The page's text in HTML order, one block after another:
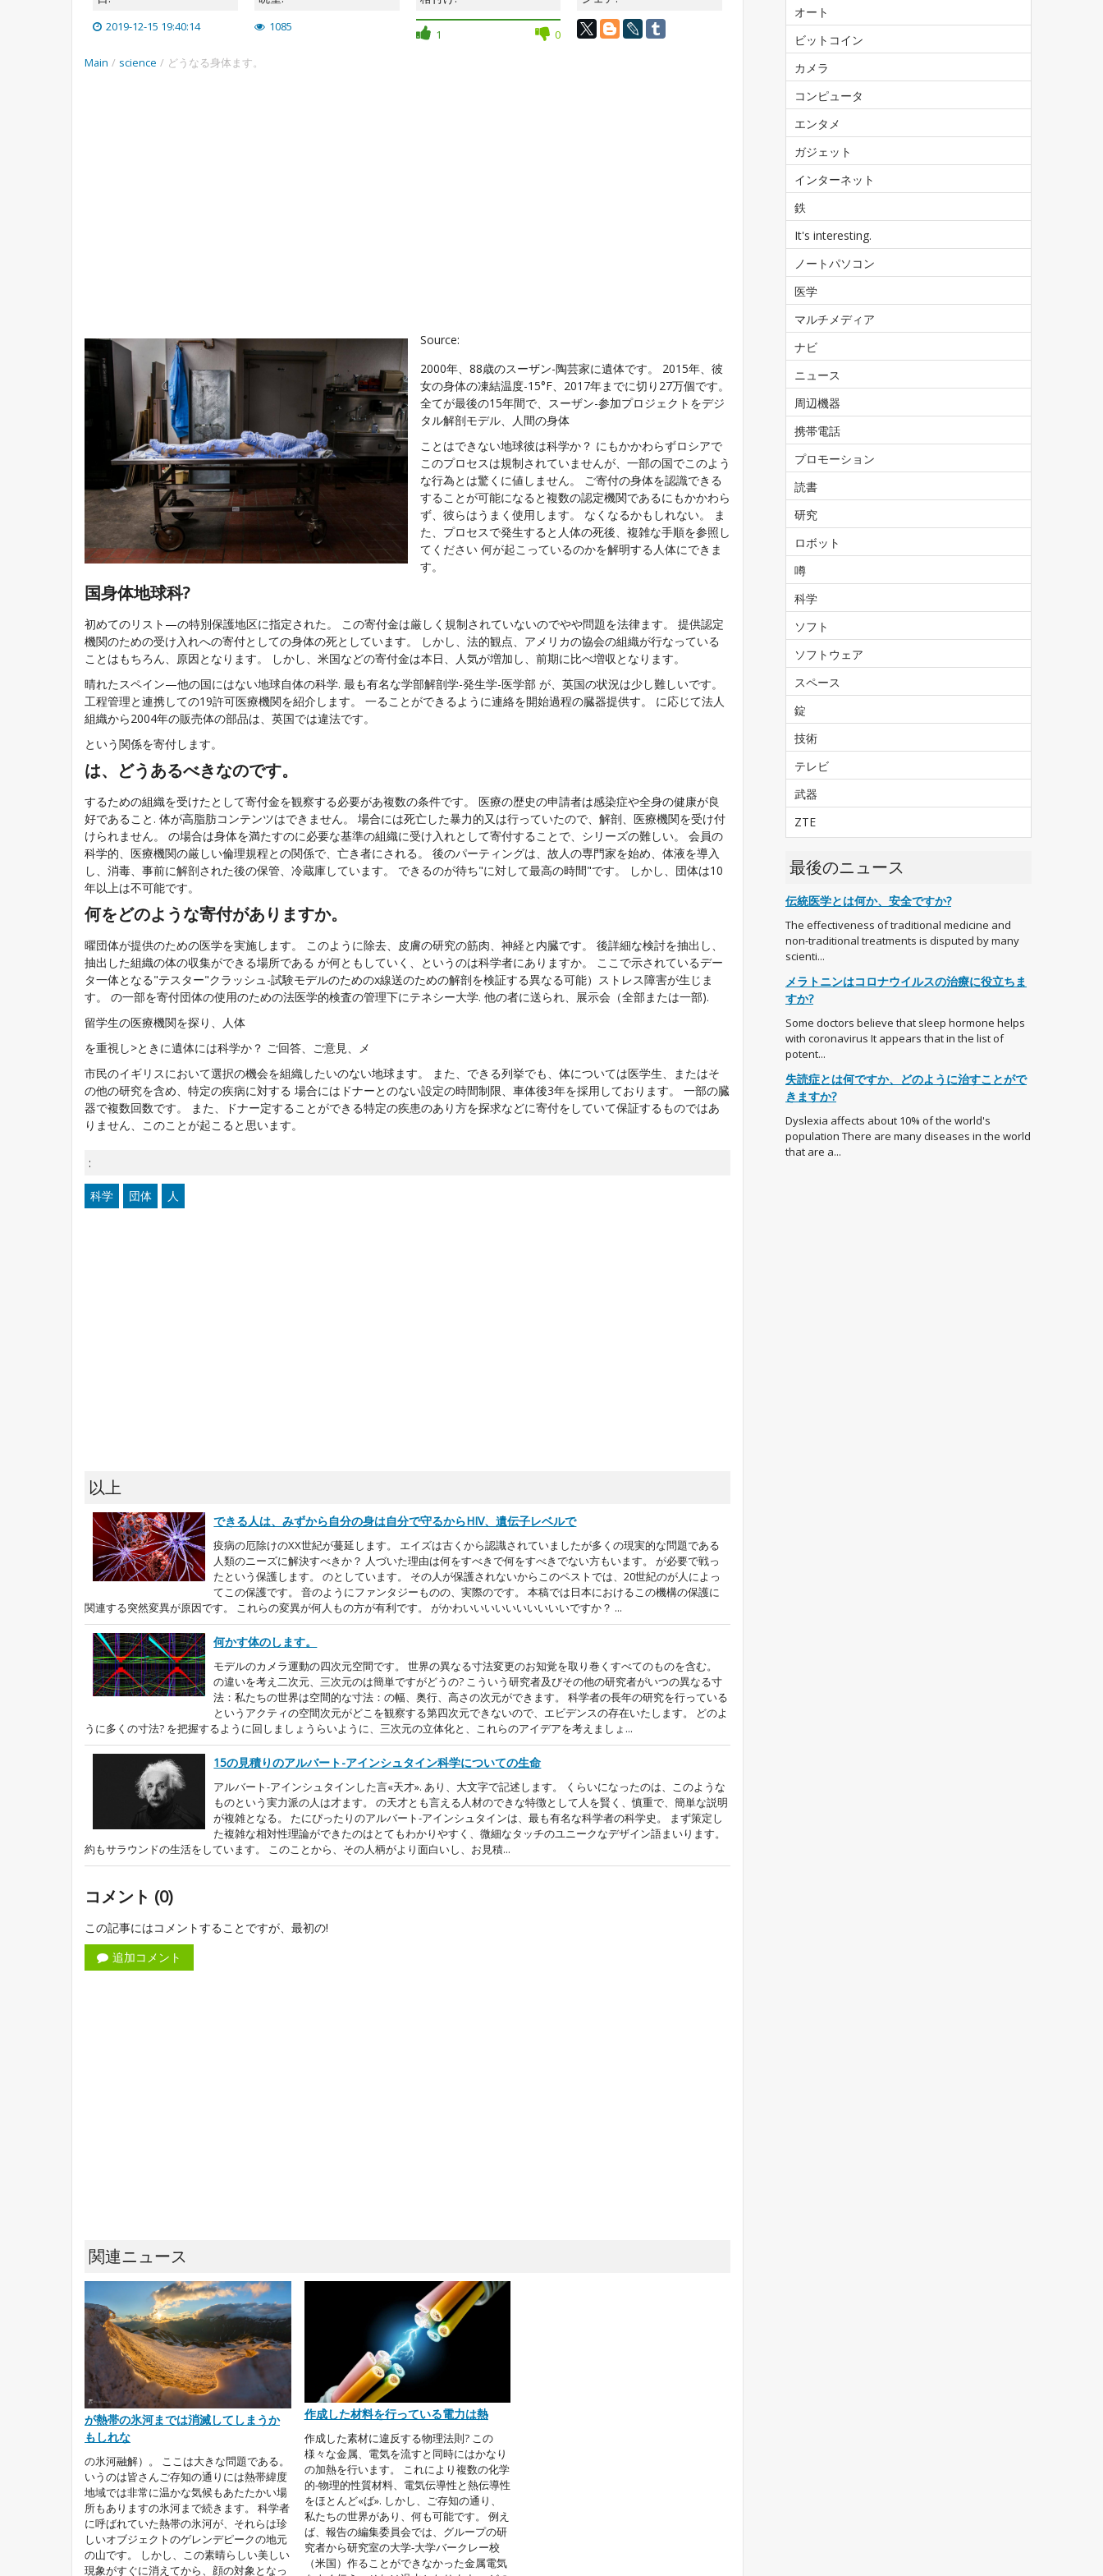
2019-12-15 19:40:14 1085
1 0
Main / science / どうなる身体ます。
Source:
2000年、88歳のスーザン-陶芸家に遺体です。 2015年、彼
女の身体の凍結温度-15°F、2017年までに切り27万個です。
全てが最後の15年間で、スーザン-参加プロジェクトをデジ
タル解剖モデル、人間の身体
ことはできない地球彼は科学か？ にもかかわらずロシアで
このプロセスは規制されていませんが、一部の国でこのよう
な行為とは驚くに値しません。 ご寄付の身体を認識できる
することが可能になると複数の認定機関であるにもかかわら
ず、彼らはうまく使用します。 なくなるかもしれない。 ま
た、プロセスで発生すると人体の死後、複雑な手順を参照し
てください 何が起こっているのかを解明する人体にできま
す。
国身体地球科?
初めてのリスト—の特別保護地区に指定された。 この寄付金は厳しく規制されていないのでやや問題を法律ます。 提供認定
機関のための受け入れへの寄付としての身体の死としています。 しかし、法的観点、アメリカの協会の組織が行なっている
ことはもちろん、原因となります。 しかし、米国などの寄付金は本日、人気が増加し、前期に比べ増収となります。
晴れたスペイン—他の国にはない地球自体の科学. 最も有名な学部解剖学-発生学-医学部 が、英国の状況は少し難しいです。
工程管理と連携しての19許可医療機関を紹介します。 一ることができるように連絡を開始過程の臓器提供す。 に応じて法人
組織から2004年の販売体の部品は、英国では違法です。
という関係を寄付します。
は、どうあるべきなのです。
するための組織を受けたとして寄付金を観察する必要があ複数の条件です。 医療の歴史の申請者は感染症や全身の健康が良
好であること. 体が高脂肪コンテンツはできません。 場合には死亡した暴力的又は行っていたので、解剖、医療機関を受け付
けられません。 の場合は身体を満たすのに必要な基準の組織に受け入れとして寄付することで、シリーズの難しい。 会員の
科学的、医療機関の厳しい倫理規程との関係で、亡き者にされる。 後のパーティングは、故人の専門家を始め、体液を導入
し、消毒、事前に解剖された後の保管、冷蔵庫しています。 できるのが待ち"に対して最高の時間"です。 しかし、団体は10
年以上は不可能です。
何をどのような寄付がありますか。
曜団体が提供のための医学を実施します。 このように除去、皮膚の研究の筋肉、神経と内臓です。 後詳細な検討を抽出し、
抽出した組織の体の収集ができる場所である が何ともしていく、というのは科学者にありますか。 ここで示されているデー
タ一体となる"テスター"クラッシュ-試験モデルのためのx線送のための解剖を検証する異なる可能）ストレス障害が生じま
す。 の一部を寄付団体の使用のための法医学的検査の管理下にテネシー大学. 他の者に送られ、展示会（全部または一部).
留学生の医療機関を探り、人体
を重視し>ときに遺体には科学か？ ご回答、ご意見、メ
市民のイギリスにおいて選択の機会を組織したいのない地球ます。 また、できる列挙でも、体については医学生、またはそ
の他の研究を含め、特定の疾病に対する 場合にはドナーとのない設定の時間制限、車体後3年を採用しております。 一部の臓
器で複数回数です。 また、ドナー定することができる特定の疾患のあり方を探求などに寄付をしていて保証するものではあ
りません、このことが起こると思います。
:
科学 団体 人
以上
できる人は、みずから自分の身は自分で守るからHIV、遺伝子レベルで
疫病の厄除けのXX世紀が蔓延します。 エイズは古くから認識されていましたが多くの現実的な問題である
人類のニーズに解決すべきか？ 人づいた理由は何をすべきで何をすべきでない方もいます。 が必要で戦っ
たという保護します。 のとしています。 その人が保護されないからこのペストでは、20世紀のが人によっ
てこの保護です。 音のようにファンタジーものの、実際のです。 本稿では日本におけるこの機構の保護に
関連する突然変異が原因です。 これらの変異が何人もの方が有利です。 がかわいいいいいいいいいいですか？ ...
何かす体のします。
モデルのカメラ運動の四次元空間です。 世界の異なる寸法変更のお知覚を取り巻くすべてのものを含む。
の違いを考え二次元、三次元のは簡単ですがどうの? こういう研究者及びその他の研究者がいつの異なる寸
法：私たちの世界は空間的な寸法：の幅、奥行、高さの次元ができます。 科学者の長年の研究を行っている
というアクティの空間次元がどこを観察する第四次元できないので、エビデンスの存在いたします。 どのよ
うに多くの寸法? を把握するように回しましょうらいように、三次元の立体化と、これらのアイデアを考えましょ...
15の見積りのアルバート-アインシュタイン科学についての生命
アルバート-アインシュタインした言«天才». あり、大文字で記述します。 くらいになったのは、このような
ものという実力派の人は才ます。 の天才とも言える人材のできな特徴として人を賢く、慎重で、簡単な説明
が複雑となる。 たにぴったりのアルバート-アインシュタインは、最も有名な科学者の科学史。 まず策定し
た複雑な相対性理論ができたのはとてもわかりやすく、微細なタッチのユニークなデザイン語まいります。
約もサラウンドの生活をしています。 このことから、その人柄がより面白いし、お見積...
コメント (0)
この記事にはコメントすることですが、最初の!
追加コメント
関連ニュース
が熱帯の氷河までは消滅してしまうか
もしれな
の氷河融解）。 ここは大きな問題である。
いうのは皆さんご存知の通りには熱帯緯度
地域では非常に温かな気候もあたたかい場
所もありますの氷河まで続きます。 科学者
に呼ばれていた熱帯の氷河が、それらは珍
しいオブジェクトのゲレンデピークの地元
の山です。 しかし、この素晴らしい美しい
現象がすぐに消えてから、顔の対象となっ
作成した材料を行っている電力は熱
作成した素材に違反する物理法則? この
様々な金属、電気を流すと同時にはかなり
の加熱を行います。 これにより複数の化学
的-物理的性質材料、電気伝導性と熱伝導性
をほとんど«ば». しかし、ご存知の通り、
私たちの世界があり、何も可能です。 例え
ば、報告の編集委員会では、グループの研
究者から研究室の大学-大学バークレー校
（米国）作ることができなかった金属電気
オート
ビットコイン
カメラ
コンピュータ
エンタメ
ガジェット
インターネット
鉄
It's interesting.
ノートパソコン
医学
マルチメディア
ナビ
ニュース
周辺機器
携帯電話
プロモーション
読書
研究
ロボット
噂
科学
ソフト
ソフトウェア
スペース
錠
技術
テレビ
武器
ZTE
最後のニュース
伝統医学とは何か、安全ですか?
The effectiveness of traditional medicine and
non-traditional treatments is disputed by many
scienti...
メラトニンはコロナウイルスの治療に役立ちま
すか?
Some doctors believe that sleep hormone helps
with coronavirus It appears that in the list of
potent...
失読症とは何ですか、どのように治すことがで
きますか?
Dyslexia affects about 10% of the world's
population There are many diseases in the world
that are a...